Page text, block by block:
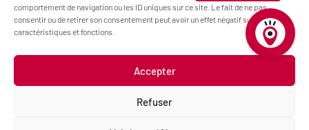
comportement de navigation ou les ID uniques sur ce site. Le fait de ne pas
consentir ou de retirer son consentement peut avoir un effet négatif sur certaines
caractéristiques et fonctions.
Accepter
Refuser
Actualités
Qui sommes-nous ?
Code : Jérôme ChanteclairDesign : Camille Frégier